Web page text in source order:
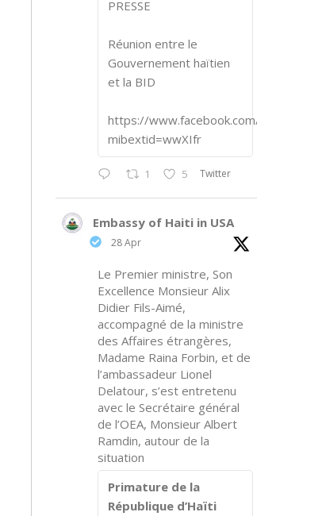
PRESSE
Réunion entre le
Gouvernement haïtien
et la BID
https://www.facebook.com/share/p/
mibextid=wwXIfr
1 5 Twitter
Embassy of Haiti in USA
28 Apr
Le Premier ministre, Son
Excellence Monsieur Alix
Didier Fils-Aimé,
accompagné de la ministre
des Affaires étrangères,
Madame Raina Forbin, et de
l’ambassadeur Lionel
Delatour, s’est entretenu
avec le Secrétaire général
de l’OEA, Monsieur Albert
Ramdin, autour de la
situation
Primature de la
République d’Haïti